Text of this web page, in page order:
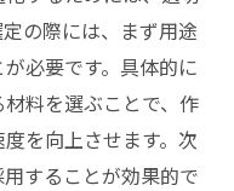
の際には、まず用途
必要です。具体的に
料を選ぶことで、作
を向上させます。次
することが効果的で